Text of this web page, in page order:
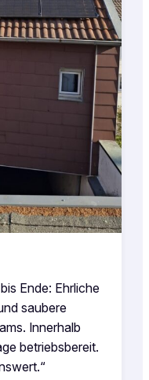
Ende: Ehrliche
saubere
Innerhalb
betriebsbereit.